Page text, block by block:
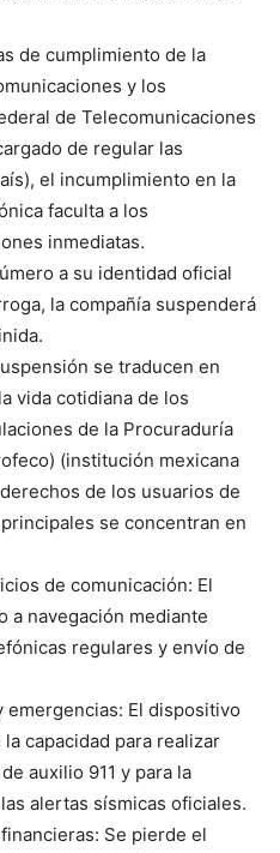
de cumplimiento de la
y los
de Telecomunicaciones
de regular las
el incumplimiento en la
faculta a los
inmediatas.
a su identidad oficial
la compañía suspenderá
se traducen en
vida cotidiana de los
de la Procuraduría
(institución mexicana
de los usuarios de
se concentran en
de comunicación: El
a navegación mediante
regulares y envío de
El dispositivo
capacidad para realizar
auxilio 911 y para la
alertas sísmicas oficiales.
Se pierde el